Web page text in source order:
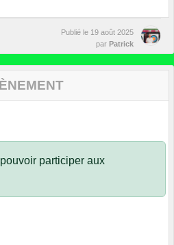
Publié le 19 août 2025
par Patrick
participer aux